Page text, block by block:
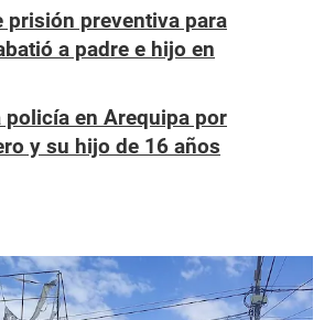
prisión preventiva para
a padre e hijo en
policía en Arequipa por
y su hijo de 16 años